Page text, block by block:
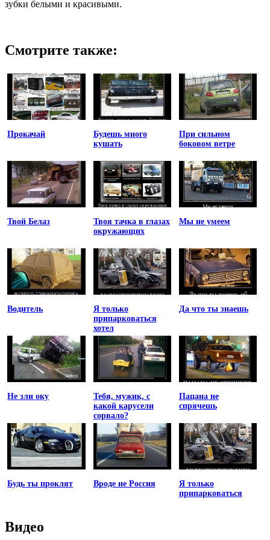
зубки белыми и красивыми.
Смотрите также:
Прокачай
Будешь много
кушать
При сильном
боковом ветре
Твой Белаз
Твоя тачка в глазах
окружающих
Мы не умеем
Водитель
Я только
припарковаться
хотел
Да что ты знаешь
Не зли оку
Тебя, мужик, с
какой карусели
сорвало?
Пацана не
спрячешь
Будь ты проклят Вроде не Россия
Я только
припарковаться
Видео